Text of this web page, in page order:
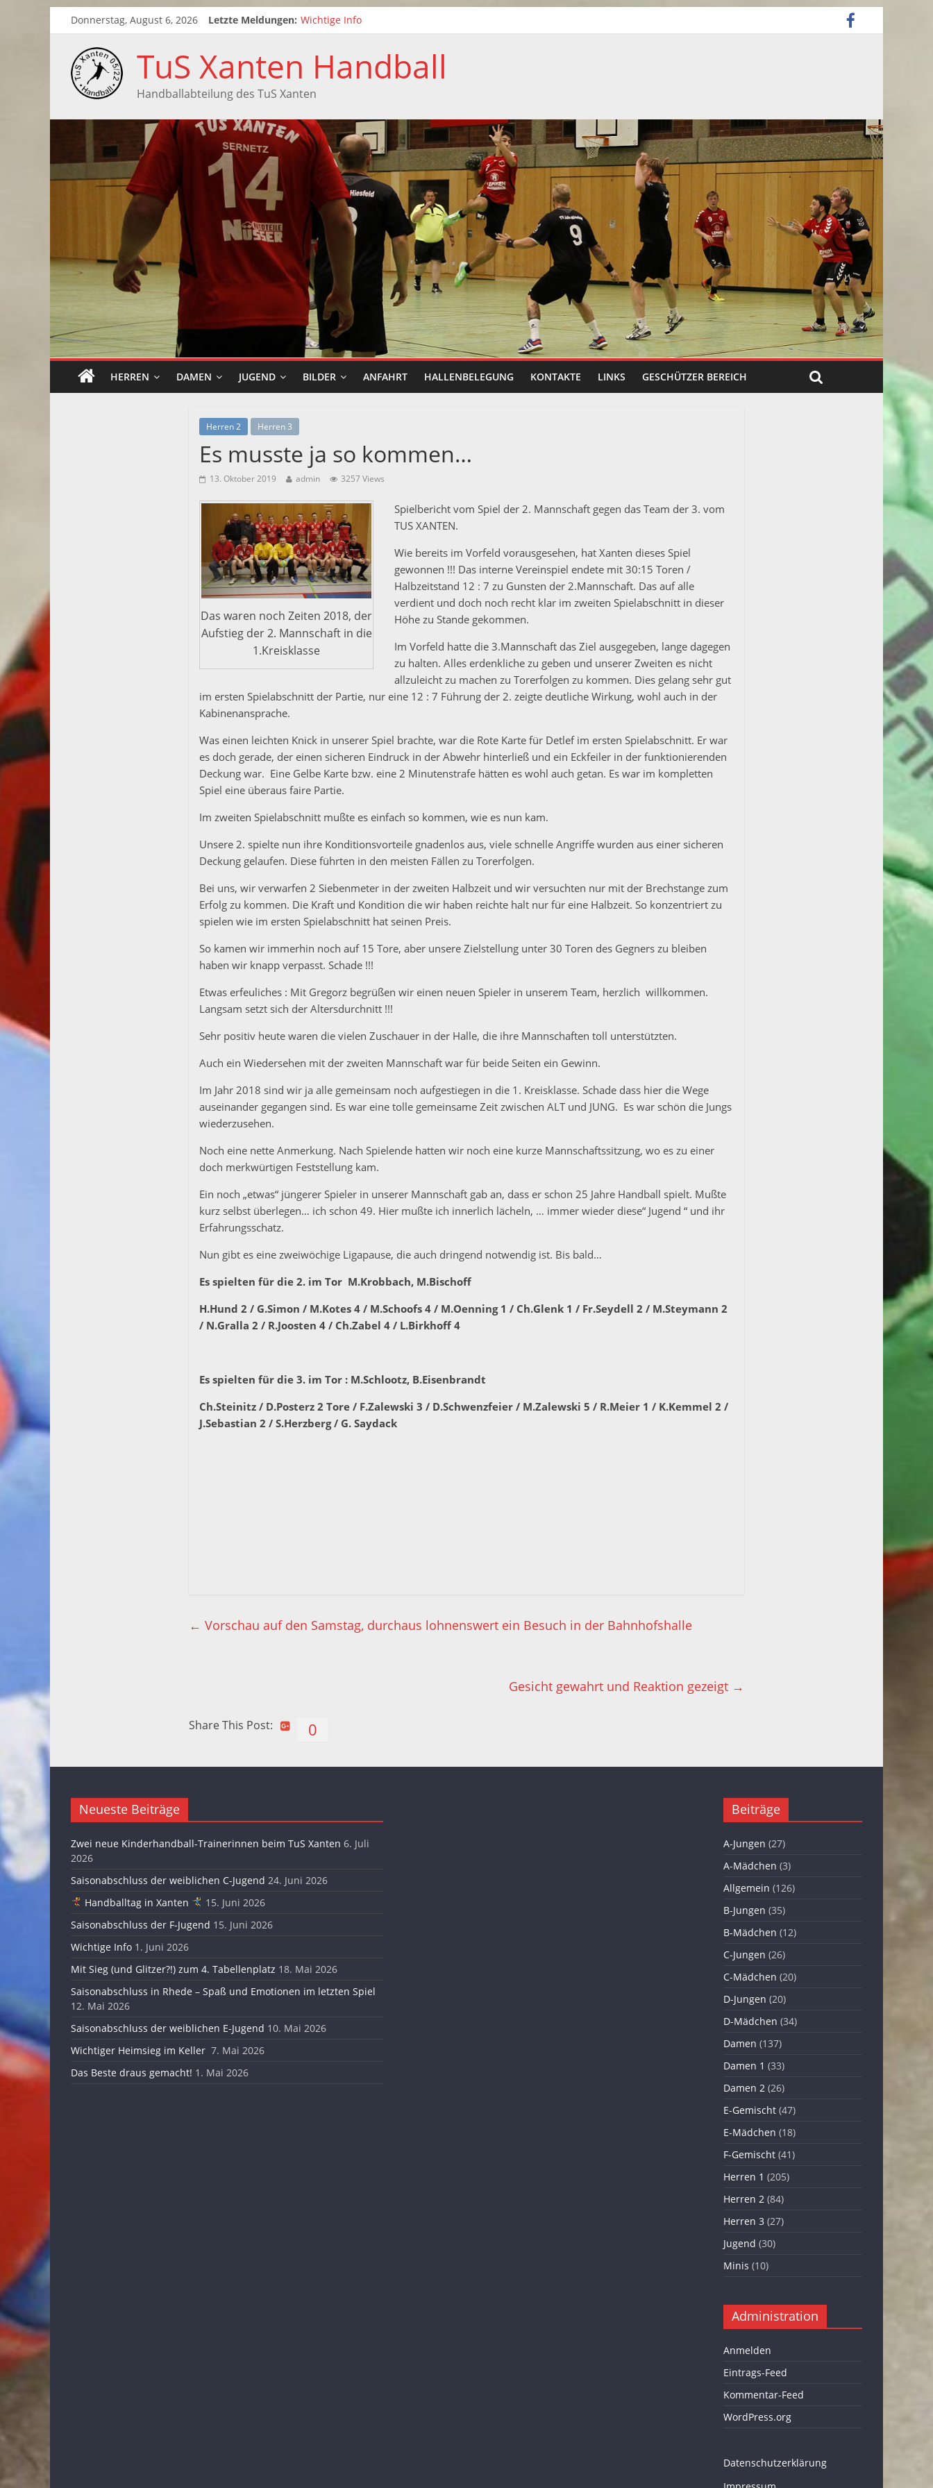
Donnerstag, August 6, 2026 Letzte Meldungen: Wichtige Info
Zwei neue Kinderhandball-Trainerinnen beim TuS Xanten
Handballtag in Xanten
Saisonabschluss der F-Jugend
TuS Xanten Handball
Handballabteilung des TuS Xanten
HERREN DAMEN JUGEND BILDER ANFAHRT HALLENBELEGUNG KONTAKTE LINKS GESCHÜTZER BEREICH
Herren 2 Herren 3
Es musste ja so kommen…
13. Oktober 2019 admin 3257 Views
Das waren noch Zeiten 2018, der
Aufstieg der 2. Mannschaft in die
1.Kreisklasse
Spielbericht vom Spiel der 2. Mannschaft gegen das Team der 3. vom
TUS XANTEN.
Wie bereits im Vorfeld vorausgesehen, hat Xanten dieses Spiel
gewonnen !!! Das interne Vereinspiel endete mit 30:15 Toren /
Halbzeitstand 12 : 7 zu Gunsten der 2.Mannschaft. Das auf alle
verdient und doch noch recht klar im zweiten Spielabschnitt in dieser
Höhe zu Stande gekommen.
Im Vorfeld hatte die 3.Mannschaft das Ziel ausgegeben, lange dagegen
zu halten. Alles erdenkliche zu geben und unserer Zweiten es nicht
allzuleicht zu machen zu Torerfolgen zu kommen. Dies gelang sehr gut
im ersten Spielabschnitt der Partie, nur eine 12 : 7 Führung der 2. zeigte deutliche Wirkung, wohl auch in der
Kabinenansprache.
Was einen leichten Knick in unserer Spiel brachte, war die Rote Karte für Detlef im ersten Spielabschnitt. Er war
es doch gerade, der einen sicheren Eindruck in der Abwehr hinterließ und ein Eckfeiler in der funktionierenden
Deckung war. Eine Gelbe Karte bzw. eine 2 Minutenstrafe hätten es wohl auch getan. Es war im kompletten
Spiel eine überaus faire Partie.
Im zweiten Spielabschnitt mußte es einfach so kommen, wie es nun kam.
Unsere 2. spielte nun ihre Konditionsvorteile gnadenlos aus, viele schnelle Angriffe wurden aus einer sicheren
Deckung gelaufen. Diese führten in den meisten Fällen zu Torerfolgen.
Bei uns, wir verwarfen 2 Siebenmeter in der zweiten Halbzeit und wir versuchten nur mit der Brechstange zum
Erfolg zu kommen. Die Kraft und Kondition die wir haben reichte halt nur für eine Halbzeit. So konzentriert zu
spielen wie im ersten Spielabschnitt hat seinen Preis.
So kamen wir immerhin noch auf 15 Tore, aber unsere Zielstellung unter 30 Toren des Gegners zu bleiben
haben wir knapp verpasst. Schade !!!
Etwas erfeuliches : Mit Gregorz begrüßen wir einen neuen Spieler in unserem Team, herzlich willkommen.
Langsam setzt sich der Altersdurchnitt !!!
Sehr positiv heute waren die vielen Zuschauer in der Halle, die ihre Mannschaften toll unterstützten.
Auch ein Wiedersehen mit der zweiten Mannschaft war für beide Seiten ein Gewinn.
Im Jahr 2018 sind wir ja alle gemeinsam noch aufgestiegen in die 1. Kreisklasse. Schade dass hier die Wege
auseinander gegangen sind. Es war eine tolle gemeinsame Zeit zwischen ALT und JUNG. Es war schön die Jungs
wiederzusehen.
Noch eine nette Anmerkung. Nach Spielende hatten wir noch eine kurze Mannschaftssitzung, wo es zu einer
doch merkwürtigen Feststellung kam.
Ein noch „etwas“ jüngerer Spieler in unserer Mannschaft gab an, dass er schon 25 Jahre Handball spielt. Mußte
kurz selbst überlegen… ich schon 49. Hier mußte ich innerlich lächeln, … immer wieder diese“ Jugend “ und ihr
Erfahrungsschatz.
Nun gibt es eine zweiwöchige Ligapause, die auch dringend notwendig ist. Bis bald…
Es spielten für die 2. im Tor M.Krobbach, M.Bischoff
H.Hund 2 / G.Simon / M.Kotes 4 / M.Schoofs 4 / M.Oenning 1 / Ch.Glenk 1 / Fr.Seydell 2 / M.Steymann 2
/ N.Gralla 2 / R.Joosten 4 / Ch.Zabel 4 / L.Birkhoff 4
Es spielten für die 3. im Tor : M.Schlootz, B.Eisenbrandt
Ch.Steinitz / D.Posterz 2 Tore / F.Zalewski 3 / D.Schwenzfeier / M.Zalewski 5 / R.Meier 1 / K.Kemmel 2 /
J.Sebastian 2 / S.Herzberg / G. Saydack
← Vorschau auf den Samstag, durchaus lohnenswert ein Besuch in der Bahnhofshalle
Gesicht gewahrt und Reaktion gezeigt →
Share This Post: 0
Neueste Beiträge
Zwei neue Kinderhandball-Trainerinnen beim TuS Xanten 6. Juli
2026
Saisonabschluss der weiblichen C-Jugend 24. Juni 2026
Handballtag in Xanten
15. Juni 2026
Saisonabschluss der F-Jugend 15. Juni 2026
Wichtige Info 1. Juni 2026
Mit Sieg (und Glitzer?!) zum 4. Tabellenplatz 18. Mai 2026
Saisonabschluss in Rhede – Spaß und Emotionen im letzten Spiel
12. Mai 2026
Saisonabschluss der weiblichen E-Jugend 10. Mai 2026
Wichtiger Heimsieg im Keller 7. Mai 2026
Das Beste draus gemacht! 1. Mai 2026
Beiträge
A-Jungen (27)
A-Mädchen (3)
Allgemein (126)
B-Jungen (35)
B-Mädchen (12)
C-Jungen (26)
C-Mädchen (20)
D-Jungen (20)
D-Mädchen (34)
Damen (137)
Damen 1 (33)
Damen 2 (26)
E-Gemischt (47)
E-Mädchen (18)
F-Gemischt (41)
Herren 1 (205)
Herren 2 (84)
Herren 3 (27)
Jugend (30)
Minis (10)
Administration
Anmelden
Eintrags-Feed
Kommentar-Feed
WordPress.org
Datenschutzerklärung